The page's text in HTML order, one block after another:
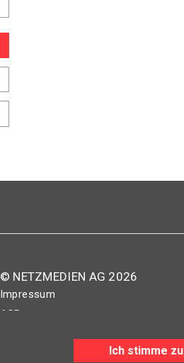
© NETZMEDIEN AG 2026
Impressum
AGB
Ich stimme zu